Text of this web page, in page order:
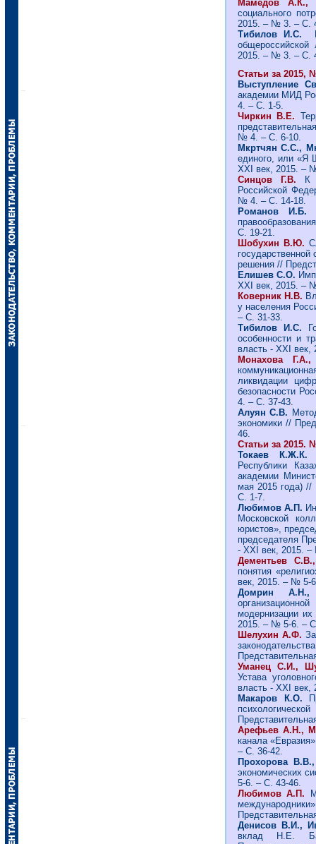
Мамедов
социального
2015. – № 3. – С.
Тибилов И.С.
2015. – № 3. – С.
Статьи за 2015,
Выступление
академии МИД
4. – С. 1-5.
Чиркин В.Е.
№ 4. – С. 6-10.
Мкртчян С.С.,
единого, или «Я
ХХI век, 2015. –
Синцов Г.В. К
Российской
№ 4. – С. 14-18.
Романов И.Б.
С. 19-21.
Шобухин В.Ю.
решения //
Елишев С.О.
ХХI век, 2015. –
Коверник Н.В.
у населения
– С. 31-33.
Тибилов И.С.
особенности и
власть - ХХI
Монахова
ликвидации
безопасности
4. – С. 37-43.
Алуян С.В.
экономики //
46.
Статьи за 2015.
Токаев К.Ж.К.
Республики
академии
мая 2015 года)
С. 1-7.
Любимов А.П.
Московской
юристов»,
председателя
- ХХI век, 2015.
Дементьев
понятия
век, 2015. – № 5-
Домрин
модернизации
2015. – № 5-6. –
Шелухин А.Ф.
Уманец С.И.,
Устава
власть - ХХI
Макаров К.О.
Арефьев А.Н.,
канала
– С. 36-42.
Прохорова
экономических
5-6. – С. 43-46.
Любимов А.П.
Денисов В.И.,
вклад Н.Е.